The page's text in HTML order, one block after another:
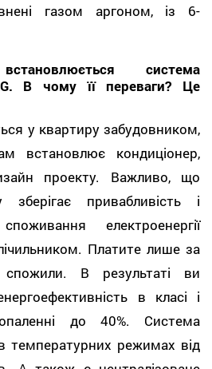
газом аргоном, із 6-
система
В чому її переваги? Це
у квартиру забудовником,
встановлює кондиціонер,
проекту. Важливо, що
привабливість і
електроенергії
Платите лише за
В результаті ви
в класі і
до 40%. Система
температурних режимах від